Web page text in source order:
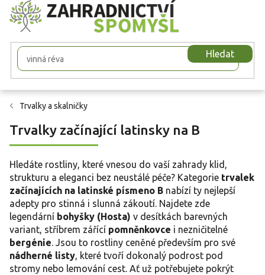
Přejít
na
obsah
Hledat
Trvalky a skalničky
Trvalky začínající latinsky na B
Hledáte rostliny, které vnesou do vaší zahrady klid,
strukturu a eleganci bez neustálé péče? Kategorie trvalek
začínajících na latinské písmeno B nabízí ty nejlepší
adepty pro stinná i slunná zákoutí. Najdete zde
legendární bohyšky (Hosta) v desítkách barevných
variant, stříbrem zářící pomněnkovce i nezničitelné
bergénie . Jsou to rostliny ceněné především pro své
nádherné listy , které tvoří dokonalý podrost pod
stromy nebo lemování cest. Ať už potřebujete pokrýt